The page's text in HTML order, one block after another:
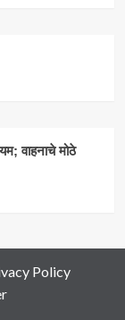
वाहनाचे मोठे
Policy